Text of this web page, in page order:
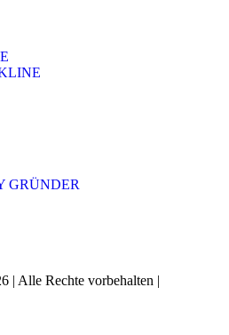
GRÜNDER
Alle Rechte vorbehalten |